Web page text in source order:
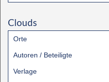
Clouds
Orte
Autoren / Beteiligte
Verlage